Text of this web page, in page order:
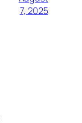
7, 2025